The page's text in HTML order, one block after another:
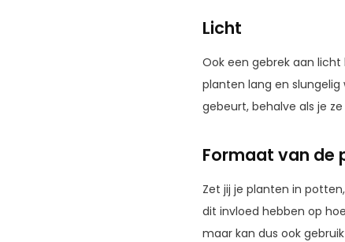
Licht
Ook een gebrek aan
planten lang en
gebeurt, behalve als je
Formaat van de
Zet jij je planten in
dit invloed hebben op
maar kan dus ook